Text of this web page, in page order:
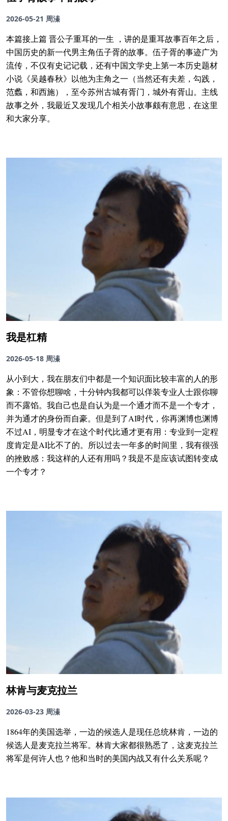
2026-05-21 周溱
本篇接上篇 晋公子重耳的一生 ，讲的是重耳故事百年之后，
中国历史的新一代男主角伍子胥的故事。伍子胥的事迹广为
流传，不仅有史记记载，还有中国文学史上第一本历史题材
小说《吴越春秋》以他为主角之一（当然还有夫差，勾践，
范蠡，和西施），至今苏州古城有胥门，城外有胥山。主线
故事之外，我最近又发现几个相关小故事颇有意思，在这里
和大家分享。
我是杠精
2026-05-18 周溱
从小到大，我在朋友们中都是一个知识面比较丰富的人的形
象：不管你想聊啥，十分钟内我都可以佯装专业人士跟你聊
而不露馅。我自己也是自认为是一个通才而不是一个专才，
并为通才的身份而自豪。但是到了AI时代，你再渊博也渊博
不过AI，明显专才在这个时代比通才更有用：专业到一定程
度肯定是AI比不了的。所以过去一年多的时间里，我有很强
的挫败感：我这样的人还有用吗？我是不是应该试图转变成
一个专才？
林肯与麦克拉兰
2026-03-23 周溱
1864年的美国选举，一边的候选人是现任总统林肯，一边的
候选人是麦克拉兰将军。林肯大家都很熟悉了，这麦克拉兰
将军是何许人也？他和当时的美国内战又有什么关系呢？